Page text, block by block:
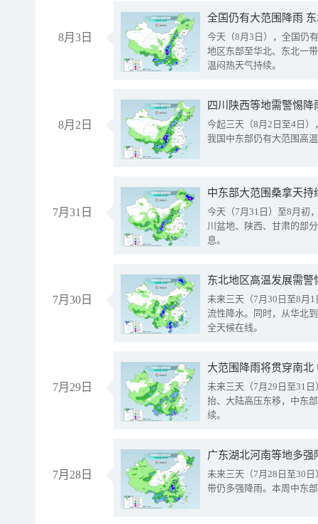
8月3日
全国仍有大范围降雨
今天（8月3日），全国仍
地区东部至华北、东北一
温闷热天气持续。
8月2日
今起三天（8月2日至4日
我国中东部仍有大范围高
7月31日
中东部大范围桑拿天
今天（7月31日）至8月初
川盆地、陕西、甘肃的部
息。
7月30日
东北地区高温发展需
未来三天（7月30日至8月
流性降水。同时，从华北
全天候在线。
7月29日
大范围降雨将贯穿南
未来三天（7月29日至31
抬、大陆高压东移，中东
续。
7月28日
广东湖北河南等地多
未来三天（7月28日至30
带仍多强降雨。本周中东